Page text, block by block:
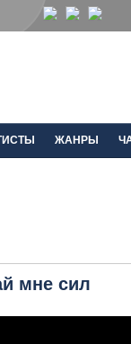
ЖАНРЫ
мне сил